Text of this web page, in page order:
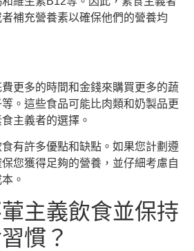
補充營養素以確保他們的營養均
更多的時間和金錢來購買更多的蔬
。這些食品可能比肉類和奶製品更
主義者的選擇。
有許多優點和缺點。如果您計劃遵
您獲得足夠的營養，並仔細考慮自
。
主義飲食並保持
慣？